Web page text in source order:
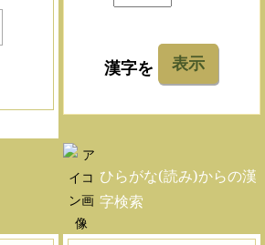
漢字を 表示
ひらがな(読み)からの漢
字検索